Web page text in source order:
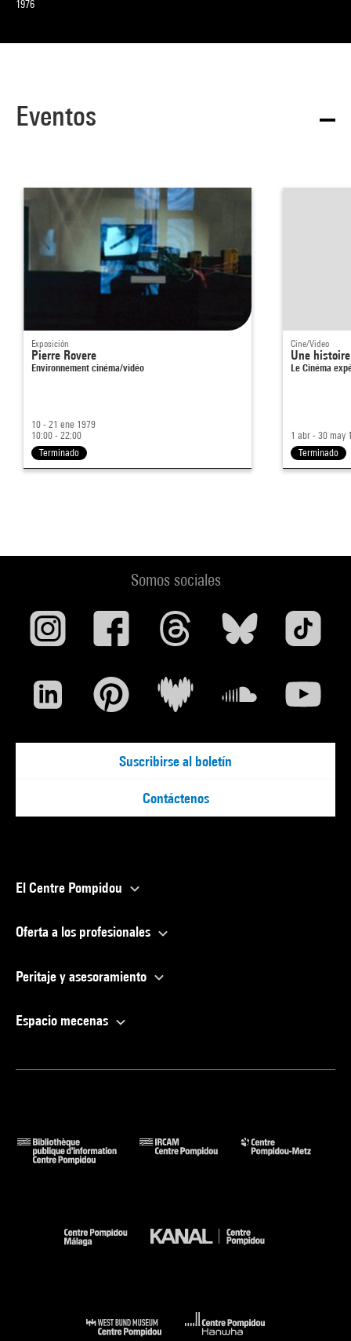
1976
Eventos
Exposición
Pierre Rovere
Environnement cinéma/vidéo
10 - 21 ene 1979
10:00 - 22:00
Terminado
Cine/Video
Une
Le Cinéma
1 abr - 30 may
Terminado
Somos sociales
Suscribirse al boletín
Contáctenos
El Centre Pompidou
Oferta a los profesionales
Peritaje y asesoramiento
Espacio mecenas